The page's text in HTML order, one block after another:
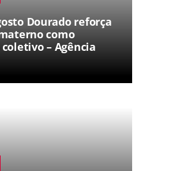
Dourado reforça
como
– Agência